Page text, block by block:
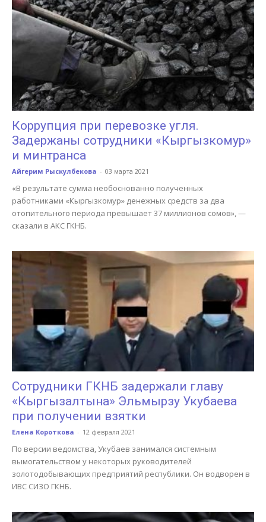
Коррупция при перевозке угля.
Задержаны сотрудники «Кыргызкомур»
и минтранса
Айгерим Рыскулбекова - 03 марта 2021
«В результате сумма необоснованно полученных
работниками «Кыргызкомур» денежных средств за два
отопительного периода превышает 37 миллионов сомов», —
сказали в АКС ГКНБ.
Сотрудники ГКНБ задержали главу
«Кыргызалтына» Эльмырзу Укубаева
при получении взятки
Елена Короткова - 12 февраля 2021
По версии ведомства, Укубаев занимался системным
вымогательством у некоторых руководителей
золотодобывающих предприятий республики. Он водворен в
ИВС СИЗО ГКНБ.